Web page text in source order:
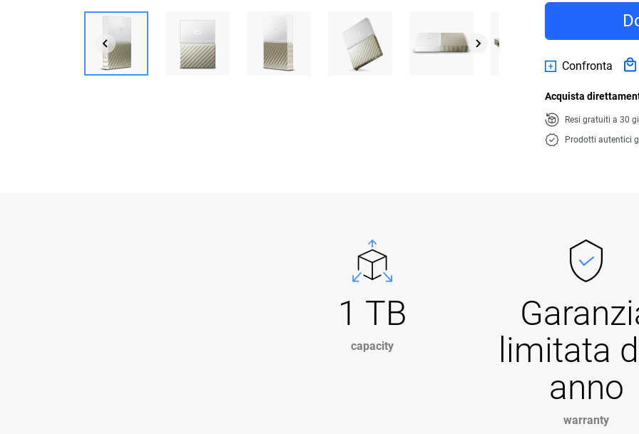
Confronta
Acquista
Resi gratuiti a 30
Prodotti autentici
1 TB
capacity
limitata
anno
warranty